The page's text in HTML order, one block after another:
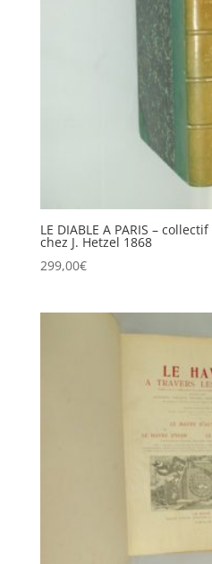
LE DIABLE A PARIS –
chez J. Hetzel 1868
299,00€